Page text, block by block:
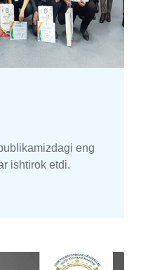
eng
ishtirok etdi.